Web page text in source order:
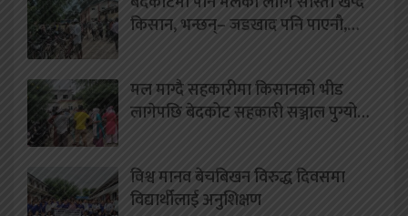
किसान, भन्छन्– जडखाद पनि पाएनौ,…
मल माग्दै सहकारीमा किसानको भीड
लागेपछि बेदकोट सहकारी सञ्जाल पुग्यो…
विश्व मानव बेचबिखन विरुद्ध दिवसमा
विद्यार्थीलाई अनुशिक्षण